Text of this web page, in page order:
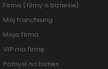
Firma (filmy o biznesie)
Mój franchising
Moja firma
VIP ma firmę
Pomysł na biznes